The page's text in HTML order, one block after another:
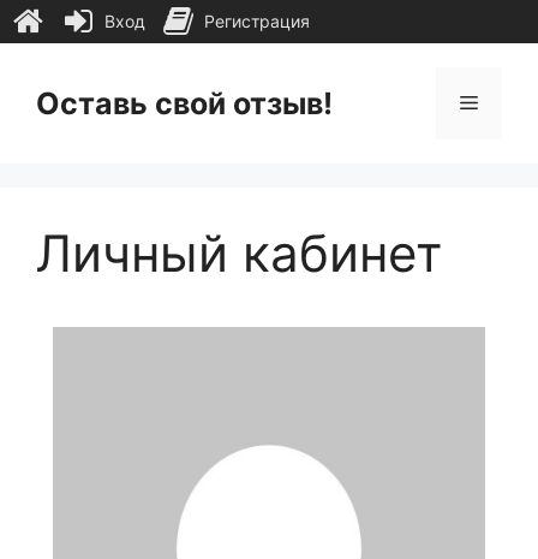
содержимому
Оставь свой отзыв! Меню
Личный кабинет
Вход Регистрация